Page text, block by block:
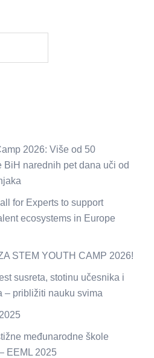
2026: Više od 50
narednih pet dana uči od
for Experts to support
ecosystems in Europe
STEM YOUTH CAMP 2026!
susreta, stotinu učesnika i
– približiti nauku svima
međunarodne škole
EEML 2025